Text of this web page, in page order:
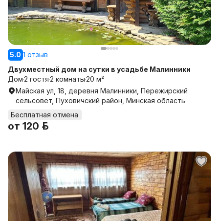
5.0 1 отзыв
Двухместный дом на сутки в усадьбе Малинники
Дом2 гостя2 комнаты20 м²
Майская ул, 18, деревня Малинники, Пережирский
сельсовет, Пуховичский район, Минская область
Бесплатная отмена
от 120 р.